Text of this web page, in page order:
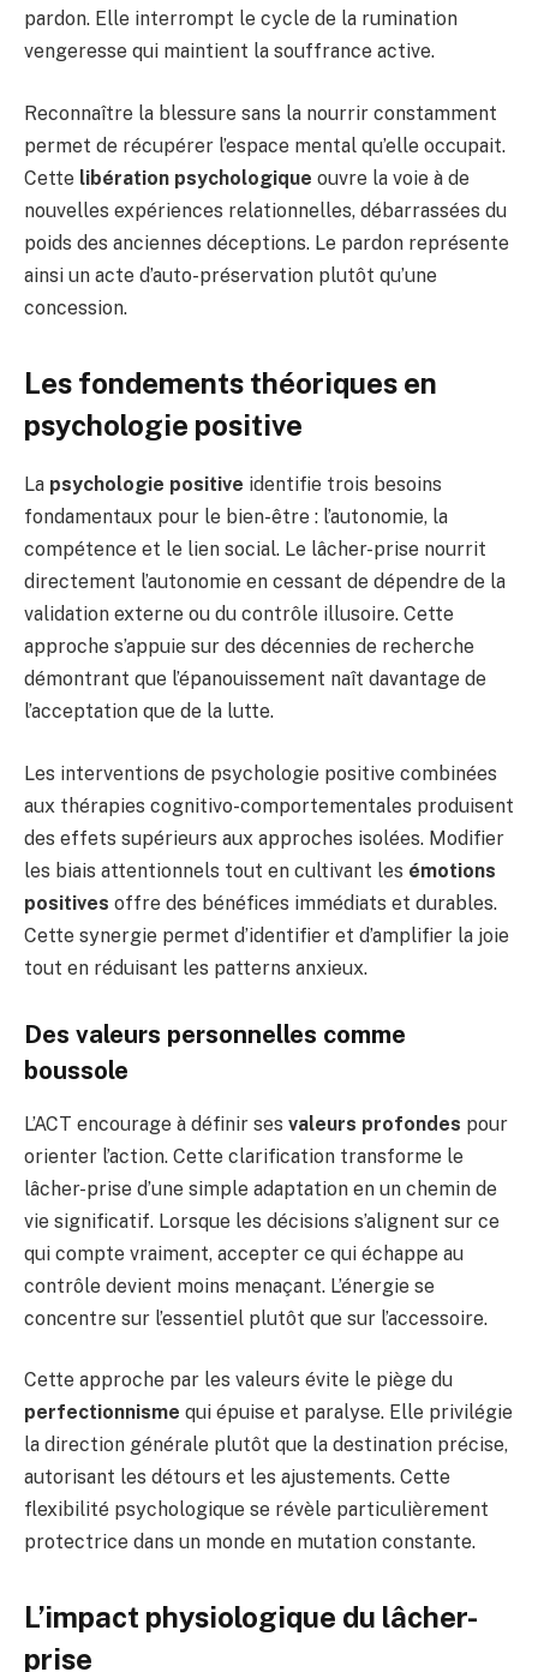
pardon. Elle interrompt le cycle de la rumination
vengeresse qui maintient la souffrance active.
Reconnaître la blessure sans la nourrir constamment
permet de récupérer l’espace mental qu’elle occupait.
Cette libération psychologique ouvre la voie à de
nouvelles expériences relationnelles, débarrassées du
poids des anciennes déceptions. Le pardon représente
ainsi un acte d’auto-préservation plutôt qu’une
concession.
Les fondements théoriques en
psychologie positive
La psychologie positive identifie trois besoins
fondamentaux pour le bien-être : l’autonomie, la
compétence et le lien social. Le lâcher-prise nourrit
directement l’autonomie en cessant de dépendre de la
validation externe ou du contrôle illusoire. Cette
approche s’appuie sur des décennies de recherche
démontrant que l’épanouissement naît davantage de
l’acceptation que de la lutte.
Les interventions de psychologie positive combinées
aux thérapies cognitivo-comportementales produisent
des effets supérieurs aux approches isolées. Modifier
les biais attentionnels tout en cultivant les émotions
positives offre des bénéfices immédiats et durables.
Cette synergie permet d’identifier et d’amplifier la joie
tout en réduisant les patterns anxieux.
Des valeurs personnelles comme
boussole
L’ACT encourage à définir ses valeurs profondes pour
orienter l’action. Cette clarification transforme le
lâcher-prise d’une simple adaptation en un chemin de
vie significatif. Lorsque les décisions s’alignent sur ce
qui compte vraiment, accepter ce qui échappe au
contrôle devient moins menaçant. L’énergie se
concentre sur l’essentiel plutôt que sur l’accessoire.
Cette approche par les valeurs évite le piège du
perfectionnisme qui épuise et paralyse. Elle privilégie
la direction générale plutôt que la destination précise,
autorisant les détours et les ajustements. Cette
flexibilité psychologique se révèle particulièrement
protectrice dans un monde en mutation constante.
L’impact physiologique du lâcher-
prise